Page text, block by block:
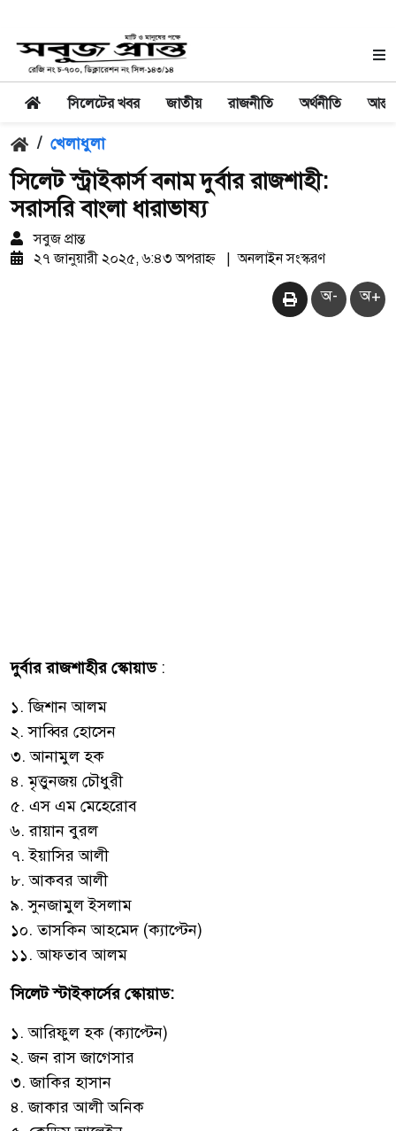
সিলেটের খবর জাতীয় রাজনীতি অর্থনীতি
/ খেলাধুলা
সিলেট স্ট্রাইকার্স বনাম দুর্বার রাজশাহী:
সরাসরি বাংলা ধারাভাষ্য
সবুজ প্রান্ত
২৭ জানুয়ারী ২০২৫, ৬:৪৩ অপরাহ্ন
অনলাইন সংস্করণ
অ- অ+
দুর্বার রাজশাহীর স্কোয়াড:
১. জিশান আলম
২. সাব্বির হোসেন
৩. আনামুল হক
৪. মৃত্তুনজয় চৌধুরী
৫. এস এম মেহেরোব
৬. রায়ান বুরল
৭. ইয়াসির আলী
৮. আকবর আলী
৯. সুনজামুল ইসলাম
১০. তাসকিন আহমেদ (ক্যাপ্টেন)
১১. আফতাব আলম
সিলেট স্টাইকার্সের স্কোয়াড:
১. আরিফুল হক (ক্যাপ্টেন)
২. জন রাস জাগেসার
৩. জাকির হাসান
৪. জাকার আলী অনিক